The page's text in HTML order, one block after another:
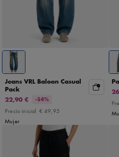
Jeans VRL Baloon Casual
Pack
22,90 €
-54%
Precio inicial € 49,95
Mujer